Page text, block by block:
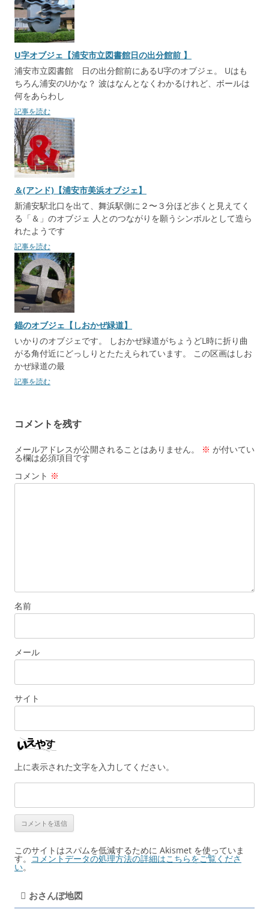
U字オブジェ【浦安市立図書館日の出分館前 】
浦安市立図書館 日の出分館前にあるU字のオブジェ。 Uはも
ちろん浦安のUかな？ 波はなんとなくわかるけれど、ボールは
何をあらわし
記事を読む
＆(アンド)【浦安市美浜オブジェ】
新浦安駅北口を出て、舞浜駅側に２〜３分ほど歩くと見えてく
る「＆」のオブジェ 人とのつながりを願うシンボルとして造ら
れたようです
記事を読む
錨のオブジェ【しおかぜ緑道】
いかりのオブジェです。 しおかぜ緑道がちょうどL時に折り曲
がる角付近にどっしりとたたえられています。 この区画はしお
かぜ緑道の最
記事を読む
コメントを残す
メールアドレスが公開されることはありません。 ※ が付いてい
る欄は必須項目です
コメント ※
名前
メール
サイト
上に表示された文字を入力してください。
このサイトはスパムを低減するために Akismet を使っていま
す。 コメントデータの処理方法の詳細はこちらをご覧くださ
い。
おさんぽ地図